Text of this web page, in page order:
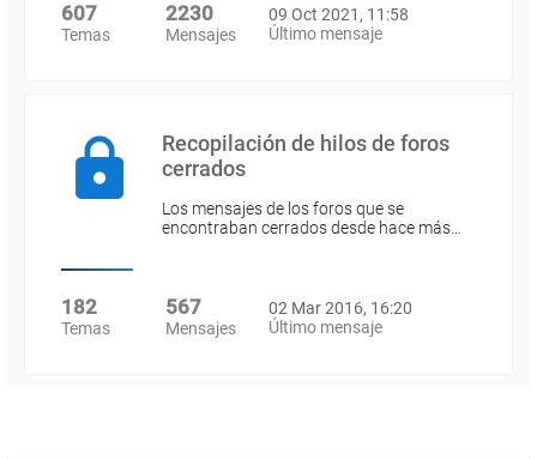
607
Temas
2230
Mensajes
09 Oct 2021, 11:58
Último mensaje
Recopilación de hilos de foros
cerrados
Los mensajes de los foros que se
encontraban cerrados desde hace más…
182
Temas
567
Mensajes
02 Mar 2016, 16:20
Último mensaje